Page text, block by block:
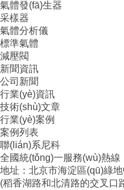
氣體發(fā)生器
采樣器
氣體分析儀
標準氣體
減壓閥
新聞資訊
公司新聞
行業(yè)資訊
技術(shù)文章
行業(yè)案例
案例列表
聯(lián)系尼科
全國統(tǒng)一服務(wù)熱線
地址：北京市海淀區(qū)綠
(稻香湖路和北清路的交叉口